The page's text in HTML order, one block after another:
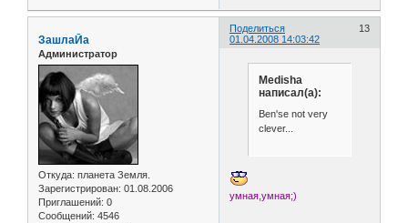
Поделиться
13
01.04.2008 14:03:42
ЗашлаЙа
Администратор
Откуда: планета Земля.
Зарегистрирован: 01.08.2006
Приглашений: 0
Сообщений: 4546
Medisha
написал(а):
Ben'se not very
clever...
умная,умная;)